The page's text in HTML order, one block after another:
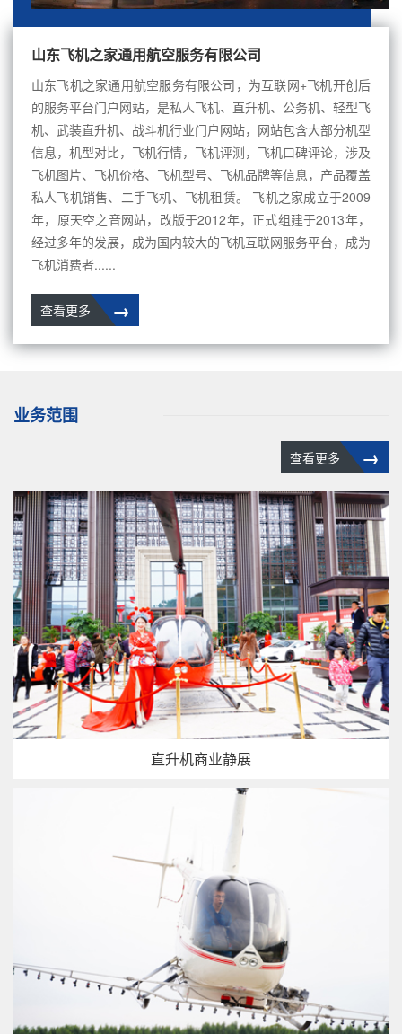
山东飞机之家通用航空服务有限公司
山东飞机之家通用航空服务有限公司，为互联网+飞机开创后
的服务平台门户网站，是私人飞机、直升机、公务机、轻型飞
机、武装直升机、战斗机行业门户网站，网站包含大部分机型
信息，机型对比，飞机行情，飞机评测，飞机口碑评论，涉及
飞机图片、飞机价格、飞机型号、飞机品牌等信息，产品覆盖
私人飞机销售、二手飞机、飞机租赁。 飞机之家成立于2009
年，原天空之音网站，改版于2012年，正式组建于2013年，
经过多年的发展，成为国内较大的飞机互联网服务平台，成为
飞机消费者......
→
查看更多
业务范围
→
查看更多
直升机商业静展